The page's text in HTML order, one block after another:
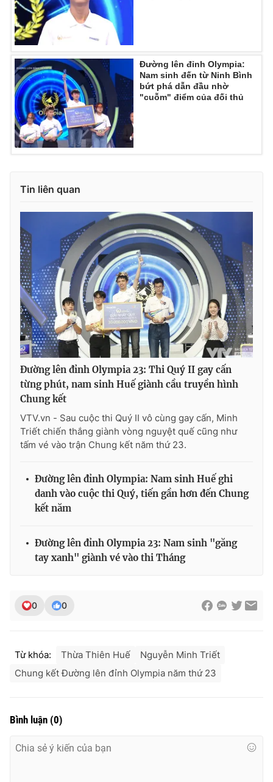
Đường lên đỉnh Olympia:
Nam sinh đến từ Ninh Bình
bứt phá dẫn đầu nhờ
"cuỗm" điểm của đối thủ
Tin liên quan
Đường lên đỉnh Olympia 23: Thi Quý II gay cấn
từng phút, nam sinh Huế giành cầu truyền hình
Chung kết
VTV.vn - Sau cuộc thi Quý II vô cùng gay cấn, Minh
Triết chiến thắng giành vòng nguyệt quế cũng như
tấm vé vào trận Chung kết năm thứ 23.
Đường lên đỉnh Olympia: Nam sinh Huế ghi
danh vào cuộc thi Quý, tiến gần hơn đến Chung
kết năm
Đường lên đỉnh Olympia 23: Nam sinh "găng
tay xanh" giành vé vào thi Tháng
0 0
Từ khóa: Thừa Thiên Huế
Nguyễn Minh Triết
Chung kết Đường lên đỉnh Olympia năm thứ 23
Bình luận (0)